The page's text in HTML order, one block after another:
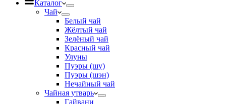
Каталог
Чай
Белый чай
Жёлтый чай
Зелёный чай
Красный чай
Улуны
Пуэры (шу)
Пуэры (шэн)
Нечайный чай
Чайная утварь
Гайвани